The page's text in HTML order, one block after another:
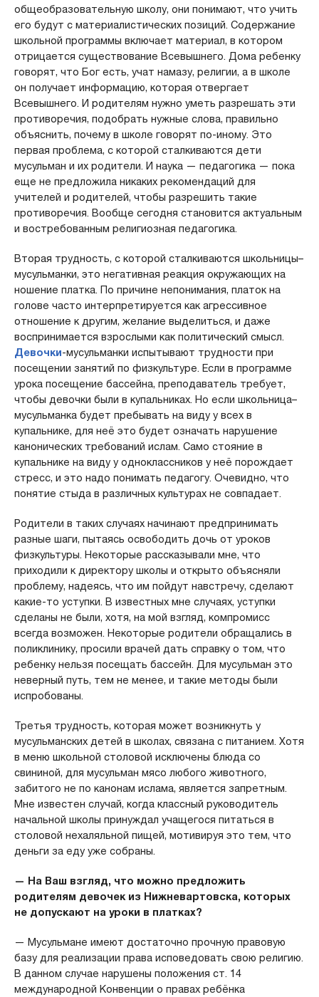
общеобразовательную школу, они понимают, что учить
его будут с материалистических позиций. Содержание
школьной программы включает материал, в котором
отрицается существование Всевышнего. Дома ребенку
говорят, что Бог есть, учат намазу, религии, а в школе
он получает информацию, которая отвергает
Всевышнего. И родителям нужно уметь разрешать эти
противоречия, подобрать нужные слова, правильно
объяснить, почему в школе говорят по-иному. Это
первая проблема, с которой сталкиваются дети
мусульман и их родители. И наука — педагогика — пока
еще не предложила никаких рекомендаций для
учителей и родителей, чтобы разрешить такие
противоречия. Вообще сегодня становится актуальным
и востребованным религиозная педагогика.
Вторая трудность, с которой сталкиваются школьницы–
мусульманки, это негативная реакция окружающих на
ношение платка. По причине непонимания, платок на
голове часто интерпретируется как агрессивное
отношение к другим, желание выделиться, и даже
воспринимается взрослыми как политический смысл.
Девочки-мусульманки испытывают трудности при
посещении занятий по физкультуре. Если в программе
урока посещение бассейна, преподаватель требует,
чтобы девочки были в купальниках. Но если школьница–
мусульманка будет пребывать на виду у всех в
купальнике, для неё это будет означать нарушение
канонических требований ислам. Само стояние в
купальнике на виду у одноклассников у неё порождает
стресс, и это надо понимать педагогу. Очевидно, что
понятие стыда в различных культурах не совпадает.
Родители в таких случаях начинают предпринимать
разные шаги, пытаясь освободить дочь от уроков
физкультуры. Некоторые рассказывали мне, что
приходили к директору школы и открыто объясняли
проблему, надеясь, что им пойдут навстречу, сделают
какие-то уступки. В известных мне случаях, уступки
сделаны не были, хотя, на мой взгляд, компромисс
всегда возможен. Некоторые родители обращались в
поликлинику, просили врачей дать справку о том, что
ребенку нельзя посещать бассейн. Для мусульман это
неверный путь, тем не менее, и такие методы были
испробованы.
Третья трудность, которая может возникнуть у
мусульманских детей в школах, связана с питанием. Хотя
в меню школьной столовой исключены блюда со
свининой, для мусульман мясо любого животного,
забитого не по канонам ислама, является запретным.
Мне известен случай, когда классный руководитель
начальной школы принуждал учащегося питаться в
столовой нехаляльной пищей, мотивируя это тем, что
деньги за еду уже собраны.
— На Ваш взгляд, что можно предложить
родителям девочек из Нижневартовска, которых
не допускают на уроки в платках?
— Мусульмане имеют достаточно прочную правовую
базу для реализации права исповедовать свою религию.
В данном случае нарушены положения ст. 14
международной Конвенции о правах ребёнка